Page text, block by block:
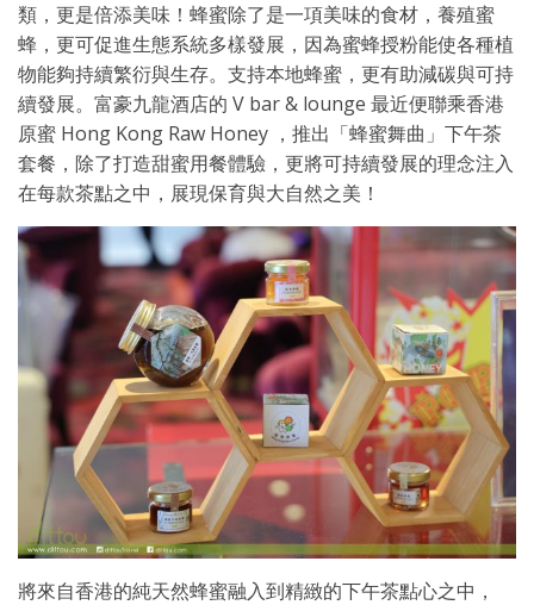
類，更是倍添美味！蜂蜜除了是一項美味的食材，養殖蜜
蜂，更可促進生態系統多樣發展，因為蜜蜂授粉能使各種植
物能夠持續繁衍與生存。支持本地蜂蜜，更有助減碳與可持
續發展。富豪九龍酒店的 V bar & lounge 最近便聯乘香港
原蜜 Hong Kong Raw Honey ，推出「蜂蜜舞曲」下午茶
套餐，除了打造甜蜜用餐體驗，更將可持續發展的理念注入
在每款茶點之中，展現保育與大自然之美！
將來自香港的純天然蜂蜜融入到精緻的下午茶點心之中，